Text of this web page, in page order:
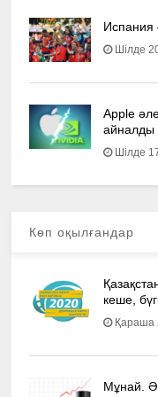
Испания
Шілде
Apple
айналды
Шілде
Көп оқылғандар
кеше,
Қараша
Мұнай.